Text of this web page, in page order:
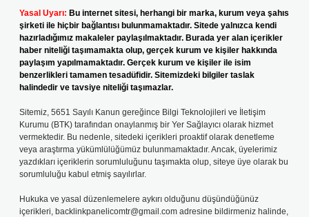
Yasal Uyarı: Bu internet sitesi, herhangi bir marka, kurum veya şahıs
şirketi ile hiçbir bağlantısı bulunmamaktadır. Sitede yalnızca kendi
hazırladığımız makaleler paylaşılmaktadır. Burada yer alan içerikler
haber niteliği taşımamakta olup, gerçek kurum ve kişiler hakkında
paylaşım yapılmamaktadır. Gerçek kurum ve kişiler ile isim
benzerlikleri tamamen tesadüfidir. Sitemizdeki bilgiler taslak
halindedir ve tavsiye niteliği taşımazlar.
Sitemiz, 5651 Sayılı Kanun gereğince Bilgi Teknolojileri ve İletişim
Kurumu (BTK) tarafından onaylanmış bir Yer Sağlayıcı olarak hizmet
vermektedir. Bu nedenle, sitedeki içerikleri proaktif olarak denetleme
veya araştırma yükümlülüğümüz bulunmamaktadır. Ancak, üyelerimiz
yazdıkları içeriklerin sorumluluğunu taşımakta olup, siteye üye olarak bu
sorumluluğu kabul etmiş sayılırlar.
Hukuka ve yasal düzenlemelere aykırı olduğunu düşündüğünüz
içerikleri, backlinkpanelicomtr@gmail.com adresine bildirmeniz halinde,